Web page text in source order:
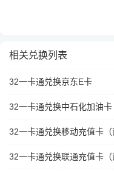
相关兑换列表
32一卡通兑换京东E卡
32一卡通兑换中石化加油卡
32一卡通兑换移动充值卡（
32一卡通兑换联通充值卡（